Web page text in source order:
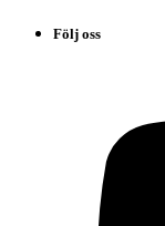
Följ oss